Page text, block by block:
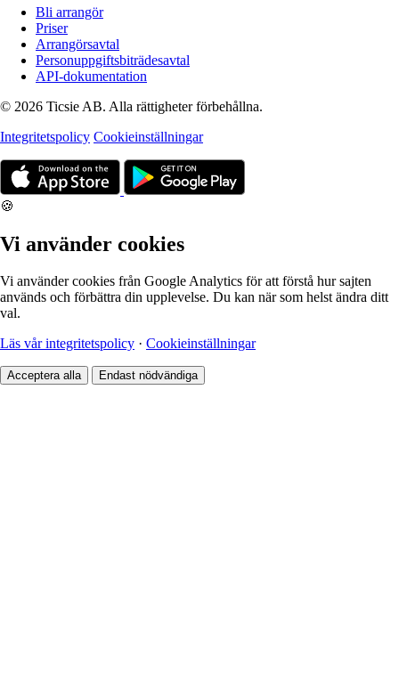
Bli arrangör
Priser
Arrangörsavtal
Personuppgiftsbiträdesavtal
API-dokumentation
© 2026 Ticsie AB. Alla rättigheter förbehållna.
Integritetspolicy Cookieinställningar
🍪
Vi använder cookies
Vi använder cookies från Google Analytics för att förstå hur sajten
används och förbättra din upplevelse. Du kan när som helst ändra ditt
val.
Läs vår integritetspolicy · Cookieinställningar
Acceptera alla Endast nödvändiga